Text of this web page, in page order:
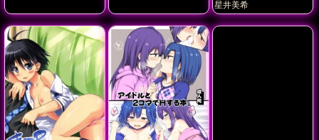
星井美希